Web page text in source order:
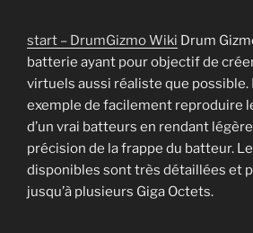
start – DrumGizmo Wiki Drum
batterie ayant pour objectif de
virtuels aussi réaliste que possible.
exemple de facilement reproduire
d’un vrai batteurs en rendant
précision de la frappe du batteur.
disponibles sont très détaillées et
jusqu’à plusieurs Giga Octets.